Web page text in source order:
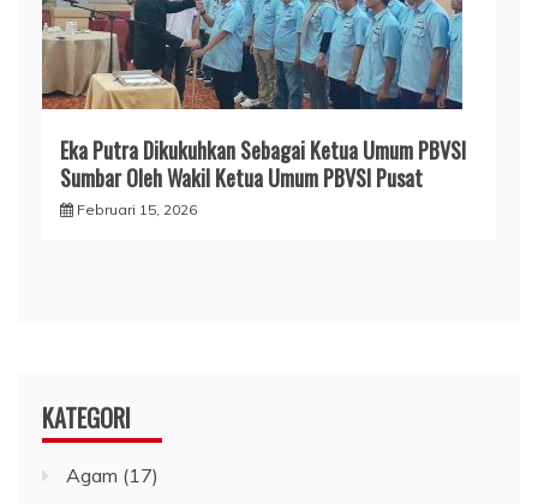
Eka Putra Dikukuhkan Sebagai Ketua Umum PBVSI
Sumbar Oleh Wakil Ketua Umum PBVSI Pusat
Februari 15, 2026
KATEGORI
Agam (17)